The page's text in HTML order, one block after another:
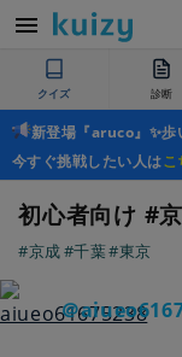
クイズ 診断
新登場『aruco』✨歩
今すぐ挑戦したい人はこ
初心者向け #
#京成#千葉#東京
＠